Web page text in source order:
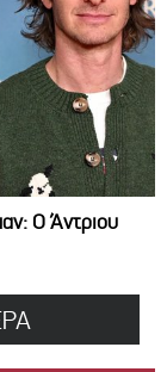
Ο Άντριου